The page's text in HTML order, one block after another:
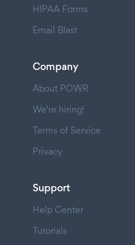
HIPAA Forms
Email Blast
Company
About POWR
We're hiring!
Terms of Service
Privacy
Support
Help Center
Tutorials